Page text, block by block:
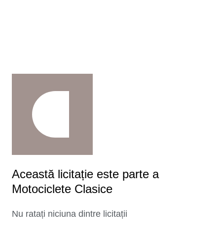
Această licitație este parte a
Motociclete Clasice
Nu ratați niciuna dintre licitații